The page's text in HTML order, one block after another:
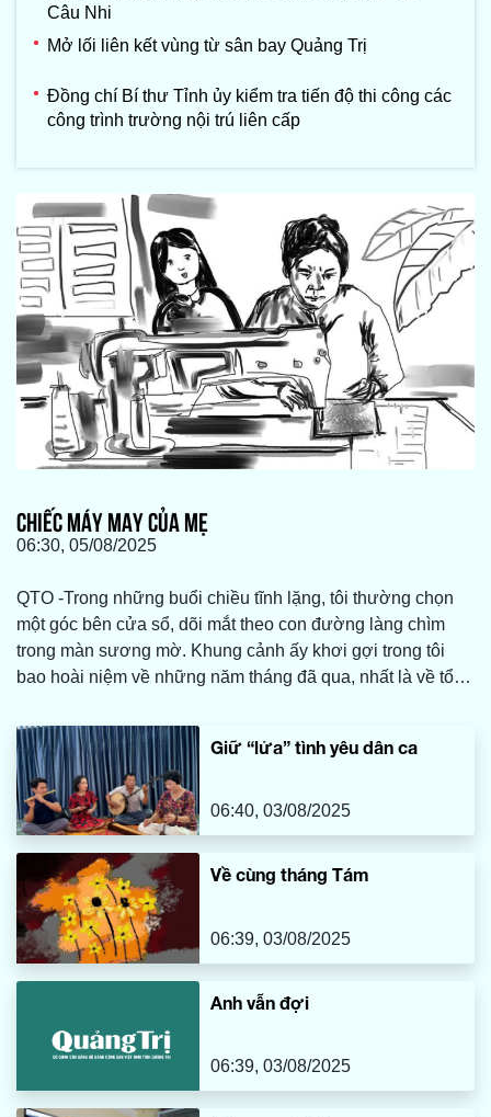
Câu Nhi
Mở lối liên kết vùng từ sân bay Quảng Trị
Đồng chí Bí thư Tỉnh ủy kiểm tra tiến độ thi công các
công trình trường nội trú liên cấp
CHIẾC MÁY MAY CỦA MẸ
06:30, 05/08/2025
QTO -Trong những buổi chiều tĩnh lặng, tôi thường chọn
một góc bên cửa sổ, dõi mắt theo con đường làng chìm
trong màn sương mờ. Khung cảnh ấy khơi gợi trong tôi
bao hoài niệm về những năm tháng đã qua, nhất là về tổ
lặng lẽ vun vén và chăm sóc cho cả gia đình. Và ở đó,
giữa bao nhiêu vật dụng thân thuộc, tôi vẫn mãi nhớ về
chiếc máy may cũ kỹ của mẹ, một món đồ tưởng chừng đã
bị thời gian lãng quên.
Giữ “lửa” tình yêu dân ca
06:40, 03/08/2025
Về cùng tháng Tám
06:39, 03/08/2025
Anh vẫn đợi
06:39, 03/08/2025